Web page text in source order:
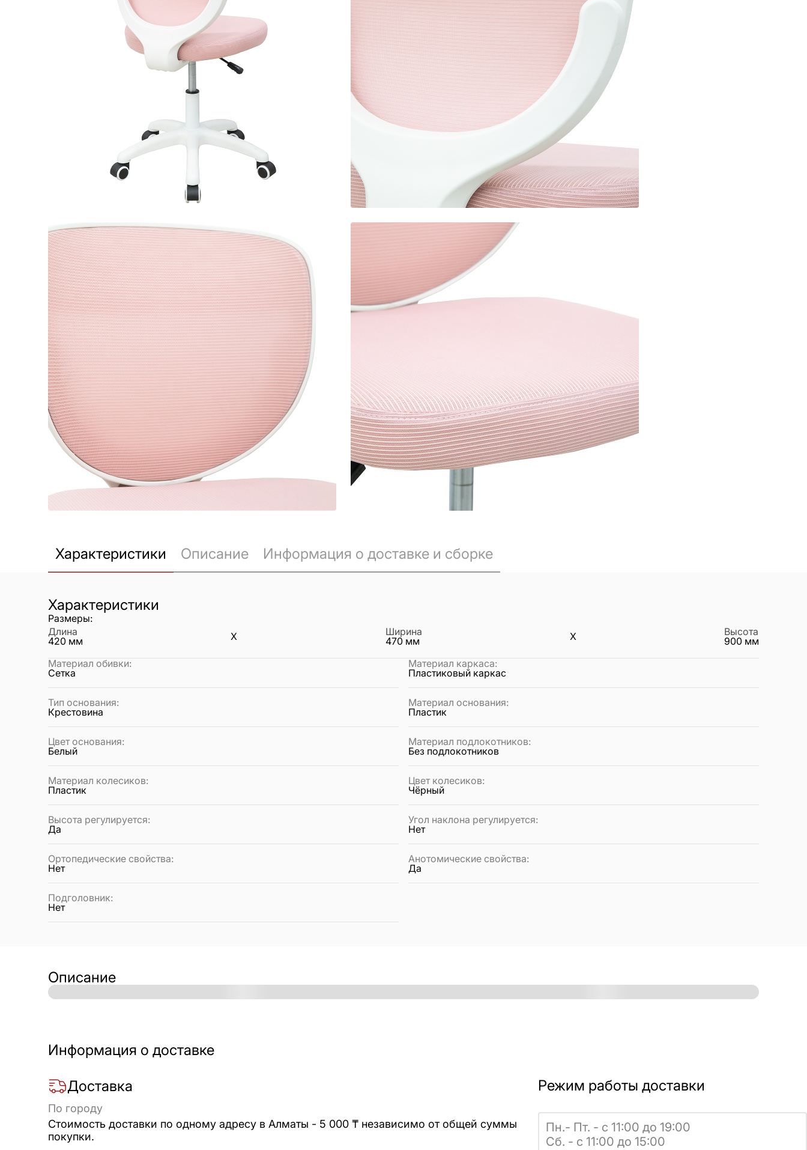
Характеристики Описание Информация о доставке и сборке
Характеристики
Размеры:
Длина
420 мм X
Ширина
470 мм X
Высота
900 мм
Материал обивки:
Сетка
Материал каркаса:
Пластиковый каркас
Тип основания:
Крестовина
Материал основания:
Пластик
Цвет основания:
Белый
Материал подлокотников:
Без подлокотников
Материал колесиков:
Пластик
Цвет колесиков:
Чёрный
Высота регулируется:
Да
Угол наклона регулируется:
Нет
Ортопедические свойства:
Нет
Анотомические свойства:
Да
Подголовник:
Нет
Описание
Информация о доставке
Доставка
По городу
Стоимость доставки по одному адресу в Алматы - 5 000 ₸ независимо от общей суммы
покупки.
Режим работы доставки
Пн.- Пт. - с 11:00 до 19:00
Сб. - с 11:00 до 15:00